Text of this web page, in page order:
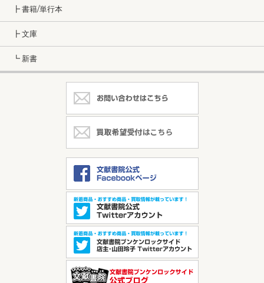
┣ 書籍/単行本
┣ 文庫
┗ 新書